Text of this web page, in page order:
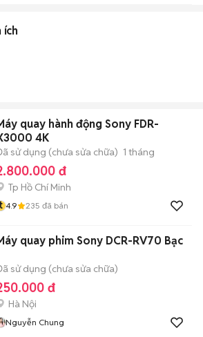
ích
quay hành động Sony FDR-
4K
sử dụng (chưa sửa chữa) 1 tháng
đ
Tp Hồ Chí Minh
4.9 235 đã bán
quay phim Sony DCR-RV70 Bạc
sử dụng (chưa sửa chữa)
đ
Hà Nội
Nguyễn Chung